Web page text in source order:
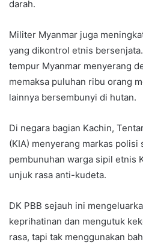
darah.
Militer Myanmar juga
yang dikontrol etnis
tempur Myanmar menyerang
memaksa puluhan ribu orang
lainnya bersembunyi di hutan.
Di negara bagian Kachin,
(KIA) menyerang markas polisi
pembunuhan warga sipil etnis
unjuk rasa anti-kudeta.
DK PBB sejauh ini
keprihatinan dan mengutuk
rasa, tapi tak menggunakan